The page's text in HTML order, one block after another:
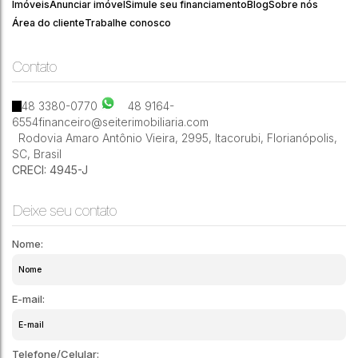
300
2 4 315m²
2
ImóveisAnunciar imóvelSimule seu financiamentoBlogSobre nós
Área do clienteTrabalhe conosco
Contato
48 3380-0770
48 9164-
6554financeiro@seiterimobiliaria.com
Rodovia Amaro Antônio Vieira, 2995, Itacorubi, Florianópolis,
SC, Brasil
CRECI: 4945-J
Deixe seu contato
Nome:
E-mail:
Telefone/Celular: